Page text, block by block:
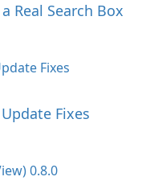
Real Search Box
Fixes